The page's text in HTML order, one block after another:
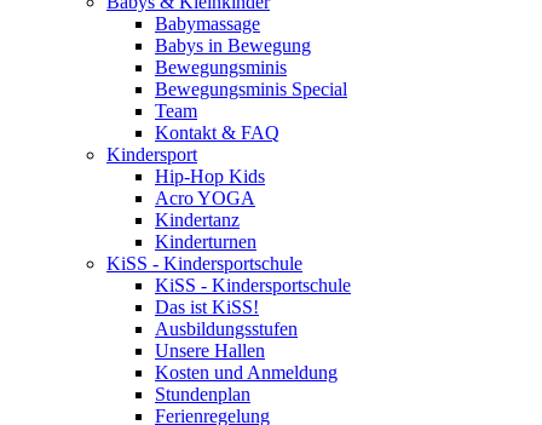
Babymassage
Babys in Bewegung
Bewegungsminis
Bewegungsminis Special
Team
Kontakt & FAQ
Kindersport
Hip-Hop Kids
Acro YOGA
Kindertanz
Kinderturnen
KiSS - Kindersportschule
KiSS - Kindersportschule
Das ist KiSS!
Ausbildungsstufen
Unsere Hallen
Kosten und Anmeldung
Stundenplan
Ferienregelung